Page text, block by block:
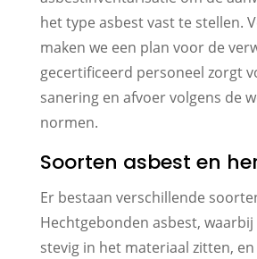
het type asbest vast te stellen.
maken we een plan voor de
gecertificeerd personeel zorgt
sanering en afvoer volgens de
normen.
Soorten asbest en
Er bestaan verschillende
Hechtgebonden asbest, waarbij
stevig in het materiaal zitten,